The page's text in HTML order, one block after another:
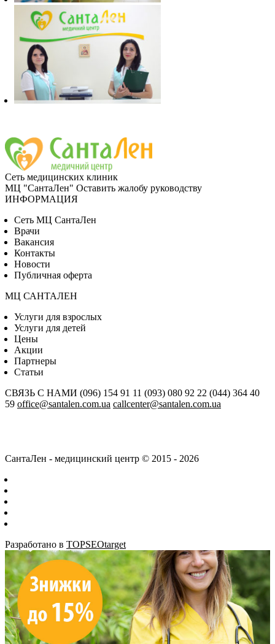
Сеть медицинских клиник
МЦ "СантаЛен" Оставить жалобу руководству
ИНФОРМАЦИЯ
Сеть МЦ СантаЛен
Врачи
Вакансия
Контакты
Новости
Публичная оферта
МЦ САНТАЛЕН
Услуги для взрослых
Услуги для детей
Цены
Акции
Партнеры
Статьи
СВЯЗЬ С НАМИ (096) 154 91 11 (093) 080 92 22 (044) 364 40
59 office@santalen.com.ua callcenter@santalen.com.ua
СантаЛен - медицинский центр © 2015 - 2026
Разработано в TOPSEOtarget